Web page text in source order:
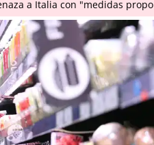
a Italia con "medidas